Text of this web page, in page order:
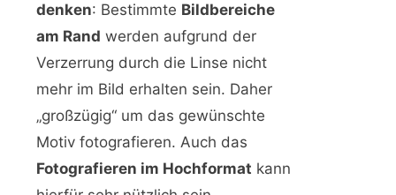
denken: Bestimmte Bildbereiche
am Rand werden aufgrund der
Verzerrung durch die Linse nicht
mehr im Bild erhalten sein. Daher
„großzügig“ um das gewünschte
Motiv fotografieren. Auch das
Fotografieren im Hochformat kann